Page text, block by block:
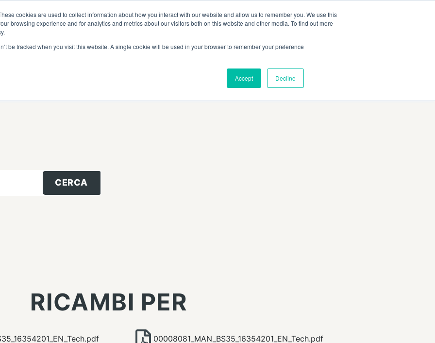
cookies are used to collect information about how you interact with our website and allow us to remember you. We use this
browsing experience and for analytics and metrics about our visitors both on this website and other media. To find out more
be tracked when you visit this website. A single cookie will be used in your browser to remember your preference
Accept Decline
CERCA
RICAMBI PER
00008081_MAN_BS35_16354201_EN_Tech.pdf